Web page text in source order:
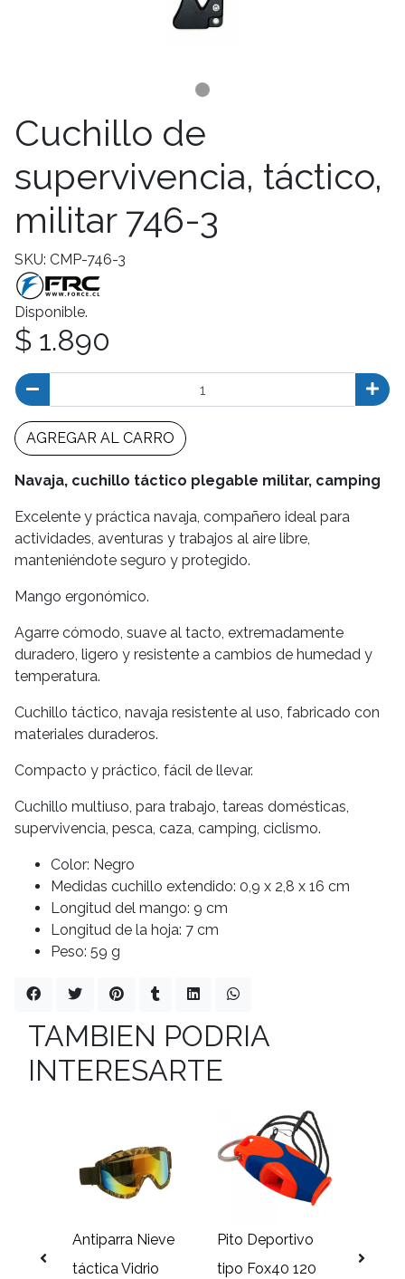
Cuchillo de
supervivencia, táctico,
militar 746-3
SKU: CMP-746-3
Disponible.
$ 1.890
AGREGAR AL CARRO
Navaja, cuchillo táctico plegable militar, camping
Excelente y práctica navaja, compañero ideal para
actividades, aventuras y trabajos al aire libre,
manteniéndote seguro y protegido.
Mango ergonómico.
Agarre cómodo, suave al tacto, extremadamente
duradero, ligero y resistente a cambios de humedad y
temperatura.
Cuchillo táctico, navaja resistente al uso, fabricado con
materiales duraderos.
Compacto y práctico, fácil de llevar.
Cuchillo multiuso, para trabajo, tareas domésticas,
supervivencia, pesca, caza, camping, ciclismo.
Color: Negro
Medidas cuchillo extendido: 0,9 x 2,8 x 16 cm
Longitud del mango: 9 cm
Longitud de la hoja: 7 cm
Peso: 59 g
TAMBIEN PODRIA
INTERESARTE
Antiparra Nieve
táctica Vidrio
Pito Deportivo
tipo Fox40 120